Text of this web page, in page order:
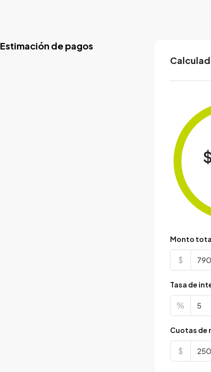
Estimación de pagos
Monto
$
Tasa de
%
Cuotas de
$